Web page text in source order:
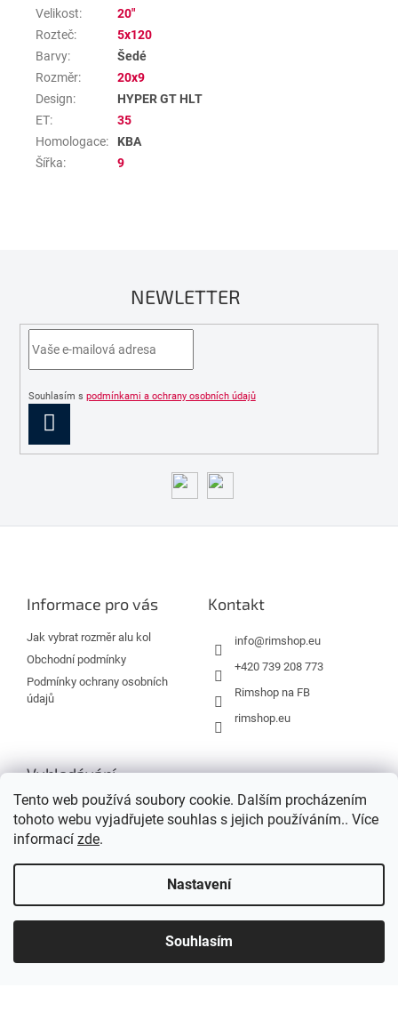
Tento web používá soubory cookie. Dalším procházením
tohoto webu vyjadřujete souhlas s jejich používáním.. Více
informací zde.
Nastavení
Souhlasím
Velikost:
20"
Rozteč:
5x120
Barvy:
Šedé
Rozměr:
20x9
Design:
HYPER GT HLT
ET:
35
Homologace:
KBA
Šířka: 9
NEWLETTER
Souhlasím s podmínkami a ochrany osobních údajů
SE
Informace pro vás
Jak vybrat rozměr alu kol
Obchodní podmínky
Podmínky ochrany osobních
údajů
Kontakt
info@rimshop.eu
+420 739 208 773
Rimshop na FB
rimshop.eu
Vyhledávání
HLEDAT
Vytvořil Shoptet